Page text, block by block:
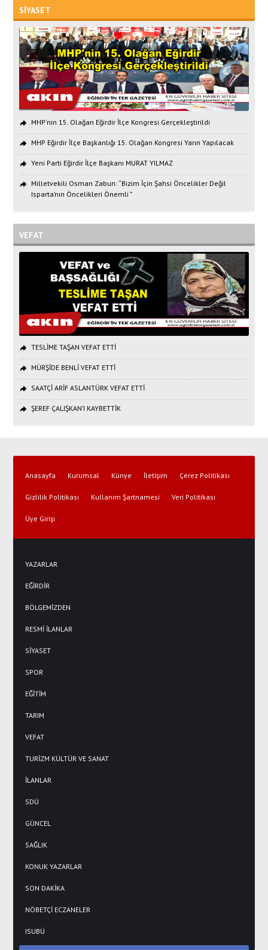
SİYASET
MHP'nin 15. Olağan Eğirdir İlçe Kongresi Gerçekleştirildi
MHP Eğirdir İlçe Başkanlığı 15. Olağan Kongresi Yarın Yapılacak
Yeni Parti Eğirdir İlçe Başkanı MURAT YILMAZ
Milletvekili Osman Zabun: “Bizim İçin Şahsi Öncelikler Değil
Isparta’nın Öncelikleri Önemli ”
VEFAT
TESLİME TAŞAN VEFAT ETTİ
MÜRŞİDE BENLİ VEFAT ETTİ
SAATÇİ ARİF ASLANTÜRK VEFAT ETTİ
ŞEREF ÇALIŞKAN’I KAYBETTİK
Anasayfa Kurumsal Künye İletişim Çerez Politikası
Gizlilik Politikası Kullanım Şartnamesi Veri Politikası
Üye Girişi
YAZARLAR
EĞİRDİR
BÖLGEMİZDEN
RESMİ İLANLAR
SİYASET
SPOR
EĞİTİM
TARIM
VEFAT
TURİZM KÜLTÜR VE SANAT
İLANLAR
SDÜ
GÜNCEL
SAĞLIK
KONUK YAZARLAR
SON DAKİKA
NÖBETÇİ ECZANELER
ISUBÜ